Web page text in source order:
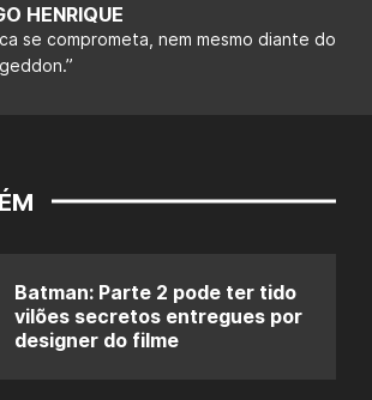
HENRIQUE
se comprometa, nem mesmo diante do
Batman: Parte 2 pode ter tido
vilões secretos entregues por
designer do filme